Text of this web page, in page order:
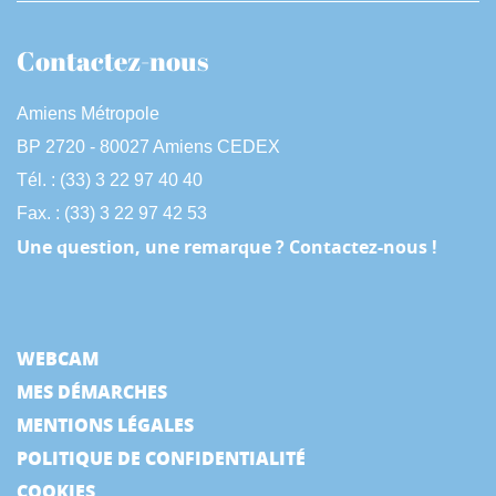
Contactez-nous
Amiens Métropole
BP 2720 - 80027 Amiens CEDEX
Tél. : (33) 3 22 97 40 40
Fax. : (33) 3 22 97 42 53
Une question, une remarque ? Contactez-nous !
WEBCAM
MES DÉMARCHES
MENTIONS LÉGALES
POLITIQUE DE CONFIDENTIALITÉ
COOKIES